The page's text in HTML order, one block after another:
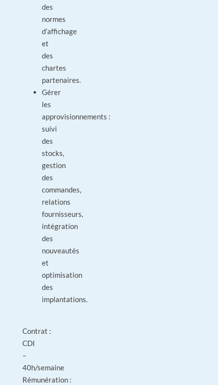
des
normes
d’affichage
et
des
chartes
partenaires.
Gérer
les
approvisionnements :
suivi
des
stocks,
gestion
des
commandes,
relations
fournisseurs,
intégration
des
nouveautés
et
optimisation
des
implantations.
Contrat :
CDI
–
40h/semaine
Rémunération :